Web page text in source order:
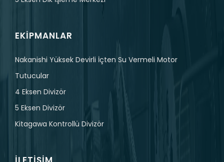
EKIPMANLAR
Nakanishi Yüksek Devirli İçten Su Vermeli Motor
Tutucular
4 Eksen Divizör
5 Eksen Divizör
Kitagawa Kontrollü Divizör